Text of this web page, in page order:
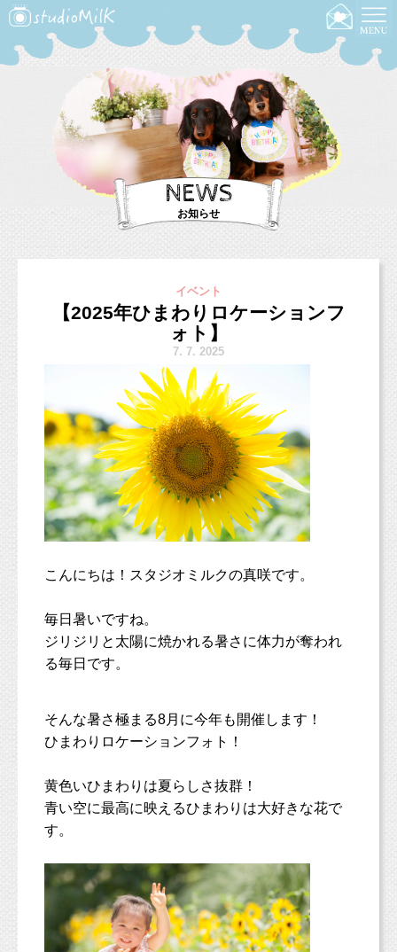
NEWS
お知らせ
イベント
【2025年ひまわりロケーションフ
ォト】
7. 7. 2025
こんにちは！スタジオミルクの真咲です。
毎日暑いですね。
ジリジリと太陽に焼かれる暑さに体力が奪われ
る毎日です。
そんな暑さ極まる8月に今年も開催します！
ひまわりロケーションフォト！
黄色いひまわりは夏らしさ抜群！
青い空に最高に映えるひまわりは大好きな花で
す。